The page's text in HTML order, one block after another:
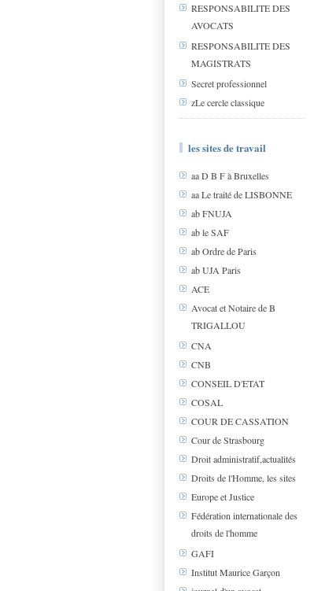
RESPONSABILITE DES
AVOCATS
RESPONSABILITE DES
MAGISTRATS
Secret professionnel
zLe cercle classique
les sites de travail
aa D B F à Bruxelles
aa Le traité de LISBONNE
ab FNUJA
ab le SAF
ab Ordre de Paris
ab UJA Paris
ACE
Avocat et Notaire de B
TRIGALLOU
CNA
CNB
CONSEIL D'ETAT
COSAL
COUR DE CASSATION
Cour de Strasbourg
Droit administratif,actualités
Droits de l'Homme, les sites
Europe et Justice
Fédération internationale des
droits de l'homme
GAFI
Institut Maurice Garçon